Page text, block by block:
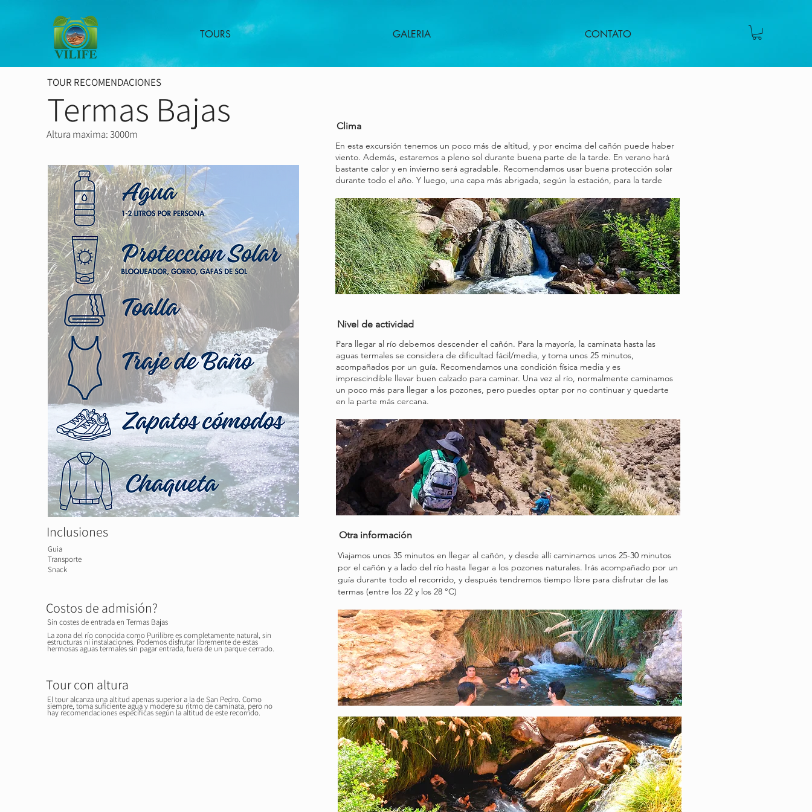
TOURS GALERIA CONTATO
Termas Bajas
TOUR RECOMENDACIONES
Altura maxima: 3000m
Inclusiones
Guia
Transporte
Snack
Costos de admisión?
Sin costes de entrada en Termas Bajas
La zona del río conocida como Purilibre es completamente natural, sin
estructuras ni instalaciones. Podemos disfrutar libremente de estas
hermosas aguas termales sin pagar entrada, fuera de un parque cerrado.
Tour con altura
El tour alcanza una altitud apenas superior a la de San Pedro. Como
siempre, toma suficiente agua y modere su ritmo de caminata, pero no
hay recomendaciones específicas según la altitud de este recorrido.
Clima
En esta excursión tenemos un poco más de altitud, y por encima del cañón puede haber
viento. Además, estaremos a pleno sol durante buena parte de la tarde. En verano hará
bastante calor y en invierno será agradable. Recomendamos usar buena protección solar
durante todo el año. Y luego, una capa más abrigada, según la estación, para la tarde
Nivel de actividad
Para llegar al río debemos descender el cañón. Para la mayoría, la caminata hasta las
aguas termales se considera de dificultad fácil/media, y toma unos 25 minutos,
acompañados por un guía. Recomendamos una condición física media y es
imprescindible llevar buen calzado para caminar. Una vez al río, normalmente caminamos
un poco más para llegar a los pozones, pero puedes optar por no continuar y quedarte
en la parte más cercana.
Otra información
Viajamos unos 35 minutos en llegar al cañón, y desde allí caminamos unos 25-30 minutos
por el cañón y a lado del río hasta llegar a los pozones naturales. Irás acompañado por un
guía durante todo el recorrido, y después tendremos tiempo libre para disfrutar de las
termas (entre los 22 y los 28 °C)